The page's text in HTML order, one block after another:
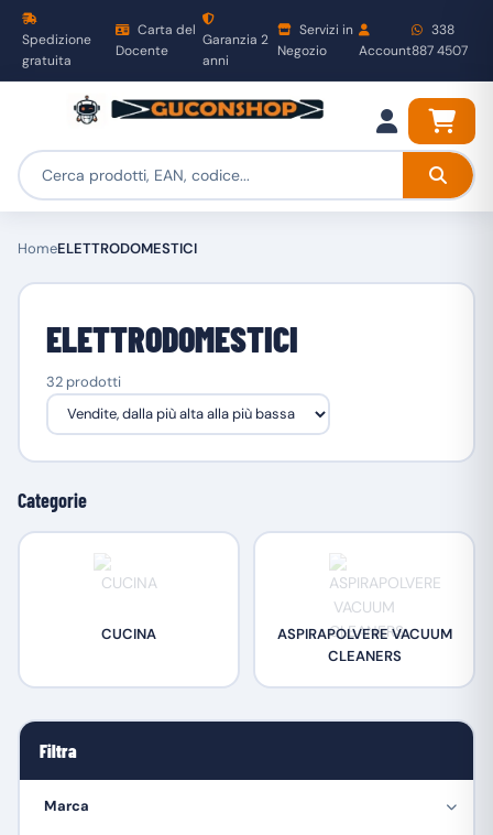
Spedizione
gratuita
Carta del
Docente
Garanzia 2
anni
Servizi in
Negozio
Account
338
887 4507
HomeELETTRODOMESTICI
ELETTRODOMESTICI
32 prodotti
Categorie
CUCINA
ASPIRAPOLVERE VACUUM
CLEANERS
Filtra
Marca